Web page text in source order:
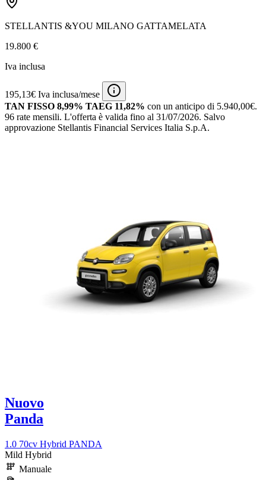
STELLANTIS &YOU MILANO GATTAMELATA
19.800 €
Iva inclusa
195,13€ Iva inclusa/mese
TAN FISSO 8,99% TAEG 11,82% con un anticipo di 5.940,00€.
96 rate mensili. L'offerta è valida fino al 31/07/2026. Salvo
approvazione Stellantis Financial Services Italia S.p.A.
Nuovo
Panda
1.0 70cv Hybrid PANDA
Mild Hybrid
Manuale